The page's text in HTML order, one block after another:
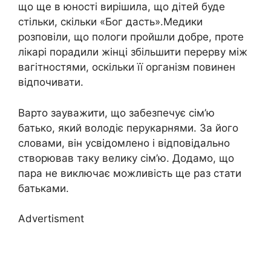
що ще в юності вирішила, що дітей буде
стільки, скільки «Бог дасть».Медики
розповіли, що пологи пройшли добре, проте
лікарі порадили жінці збільшити перерву між
вагітностями, оскільки її організм повинен
відпочивати.
Варто зауважити, що забезпечує сім’ю
батько, який володіє перукарнями. За його
словами, він усвідомлено і відповідально
створював таку велику сім’ю. Додамо, що
пара не виключає можливість ще раз стати
батьками.
Advertisment